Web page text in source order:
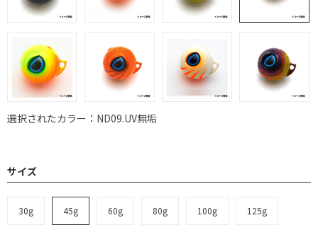
選択されたカラー：ND09.UV無垢
サイズ
30g 45g 60g 80g 100g 125g